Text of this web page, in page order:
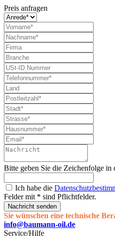
Preis anfragen
Bitte geben Sie die Zeichenfolge in
Ich habe die
Felder mit * sind Pflichtfelder.
Nachricht senden
Sie wünschen eine technische
info@baumann-oil.de
Service/Hilfe